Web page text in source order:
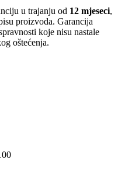
u trajanju od 12 mjeseci,
proizvoda. Garancija
koje nisu nastale
oštećenja.